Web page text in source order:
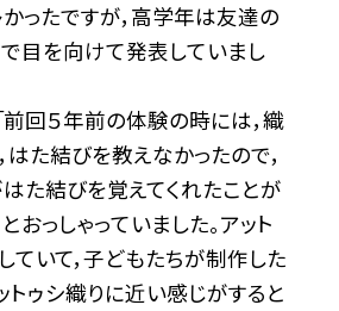
ったですが，高学年は友達の
目を向けて発表していまし
前回５年前の体験の時には，織
はた結びを教えなかったので，
た結びを覚えてくれたことが
おっしゃっていました。アット
ていて，子どもたちが制作した
トゥシ織りに近い感じがすると